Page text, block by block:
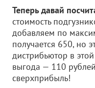
Теперь давай
стоимость
добавляем по
получается 650, но
дистрибьютор в
выгода — 110
сверхприбыль!